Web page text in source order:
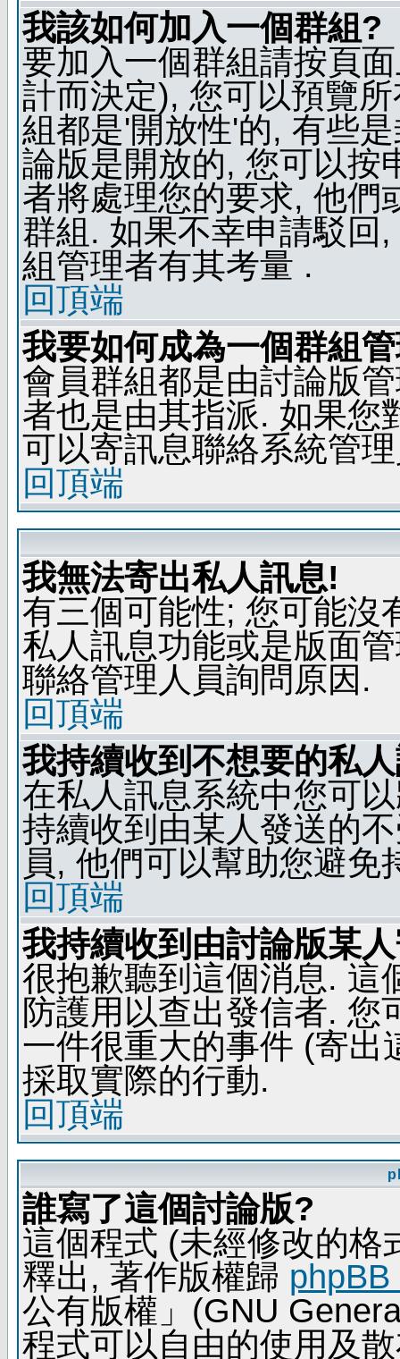
我該如何加入一個群組?
要加入一個群組請按頁
計而決定), 您可以預覽
組都是'開放性'的, 有些
論版是開放的, 您可以按
者將處理您的要求, 他們
群組. 如果不幸申請駁回
組管理者有其考量 .
回頂端
我要如何成為一個群組
會員群組都是由討論版
者也是由其指派. 如果您
可以寄訊息聯絡系統管
回頂端
我無法寄出私人訊息!
有三個可能性; 您可能沒
私人訊息功能或是版面
聯絡管理人員詢問原因.
回頂端
我持續收到不想要的私
在私人訊息系統中您可
持續收到由某人發送的
員, 他們可以幫助您避免
回頂端
我持續收到由討論版某
很抱歉聽到這個消息. 這
防護用以查出發信者. 您
一件很重大的事件 (寄出
採取實際的行動.
回頂端
誰寫了這個討論版?
這個程式 (未經修改的格
釋出, 著作版權歸
公有版權」(GNU
程式可以自由的使用及